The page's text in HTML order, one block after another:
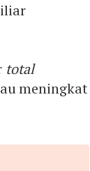
total
meningkat